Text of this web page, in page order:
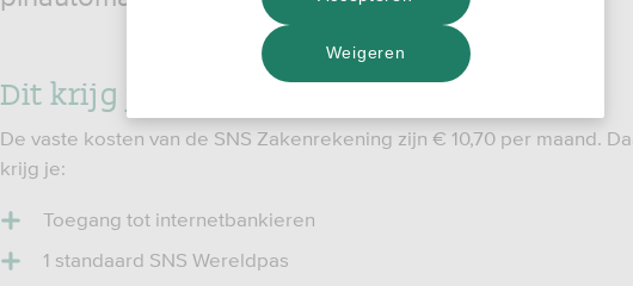
Dit krijg je bij de SNS Zakenrekening
De vaste kosten van de SNS Zakenrekening zijn € 10,70 per maand.
krijg je:
Toegang tot internetbankieren
1 standaard SNS Wereldpas
Weigeren